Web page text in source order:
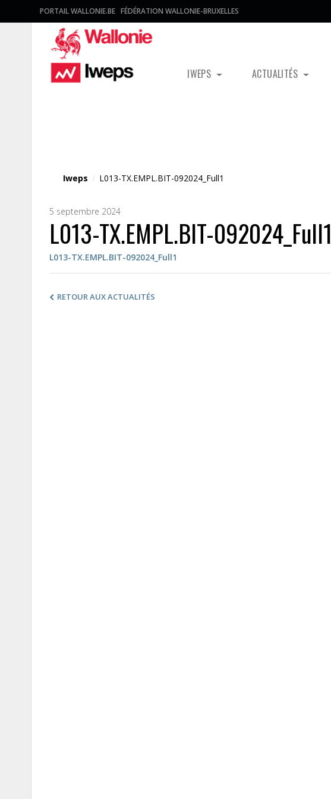
PORTAIL WALLONIE.BE FÉDÉRATION WALLONIE-BRUXELLES
IWEPS ACTUALITÉS
Iweps / L013-TX.EMPL.BIT-092024_Full1
5 septembre 2024
L013-TX.EMPL.BIT-092024_Full1
L013-TX.EMPL.BIT-092024_Full1
RETOUR AUX ACTUALITÉS